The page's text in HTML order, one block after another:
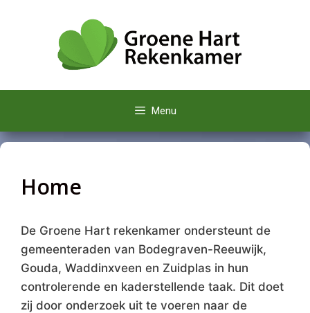
Menu
Home
De Groene Hart rekenkamer ondersteunt de
gemeenteraden van Bodegraven-Reeuwijk,
Gouda, Waddinxveen en Zuidplas in hun
controlerende en kaderstellende taak. Dit doet
zij door onderzoek uit te voeren naar de